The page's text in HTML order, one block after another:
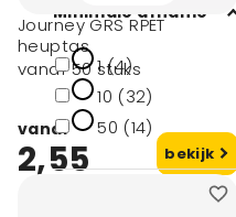
Minimale afname
1 (4)
10 (32)
50 (14)
Journey GRS RPET
heuptas
vanaf 50 stuks
vanaf
2,55 bekijk